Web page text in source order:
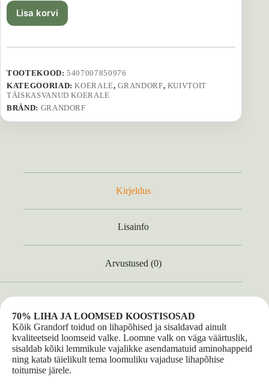
Lisa korvi
TOOTEKOOD:5407007850976
KATEGOORIAD:KOERALE,GRANDORF, KUIVTOIT
TÄISKASVANUD KOERALE
BRÄND: GRANDORF
Kirjeldus
Lisainfo
Arvustused (0)
70% LIHA JA LOOMSED KOOSTISOSAD
Kõik Grandorf toidud on lihapõhised ja sisaldavad ainult
kvaliteetseid loomseid valke. Loomne valk on väga väärtuslik,
sisaldab kõiki lemmikule vajalikke asendamatuid aminohappeid
ning katab täielikult tema loomuliku vajaduse lihapõhise
toitumise järele.